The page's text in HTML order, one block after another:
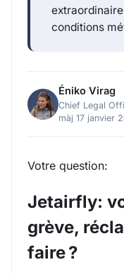
conditions
Éniko Virag
Chief Legal
màj 17 janvier
Votre question:
Jetairfly:
grève,
faire ?